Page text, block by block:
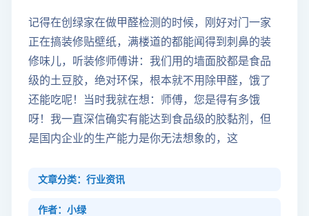
记得在创绿家在做甲醛检测的时候，刚好对门一家
正在搞装修贴壁纸，满楼道的都能闻得到刺鼻的装
修味儿，听装修师傅讲：我们用的墙面胶都是食品
级的土豆胶，绝对环保，根本就不用除甲醛，饿了
还能吃呢！当时我就在想：师傅，您是得有多饿
呀！我一直深信确实有能达到食品级的胶黏剂，但
是国内企业的生产能力是你无法想象的，这
文章分类：行业资讯
作者：小绿